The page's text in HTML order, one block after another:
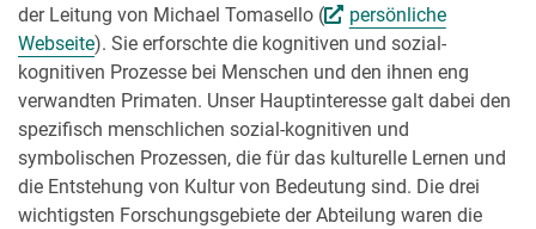
der Leitung von Michael Tomasello (
persönliche
Webseite). Sie erforschte die kognitiven und sozial-
kognitiven Prozesse bei Menschen und den ihnen eng
verwandten Primaten. Unser Hauptinteresse galt dabei den
spezifisch menschlichen sozial-kognitiven und
symbolischen Prozessen, die für das kulturelle Lernen und
die Entstehung von Kultur von Bedeutung sind. Die drei
wichtigsten Forschungsgebiete der Abteilung waren die